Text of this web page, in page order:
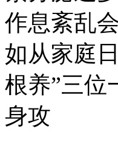
作息紊乱
如从家庭
根养”三位
身攻